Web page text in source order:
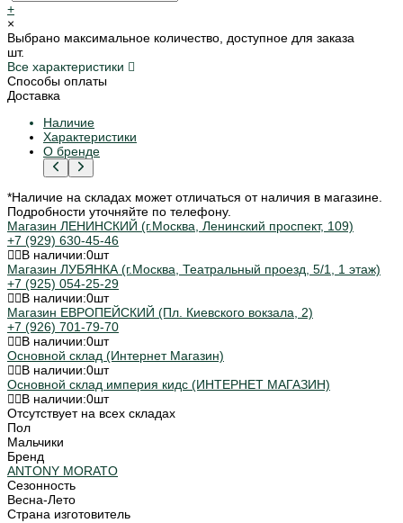
+
×
Выбрано максимальное количество, доступное для заказа
шт.
Все характеристики
Способы оплаты
Доставка
Наличие
Характеристики
О бренде
*Наличие на складах может отличаться от наличия в магазине.
Подробности уточняйте по телефону.
Магазин ЛЕНИНСКИЙ (г.Москва, Ленинский проспект, 109)
+7 (929) 630-45-46
В наличии:0шт
Магазин ЛУБЯНКА (г.Москва, Театральный проезд, 5/1, 1 этаж)
+7 (925) 054-25-29
В наличии:0шт
Магазин ЕВРОПЕЙСКИЙ (Пл. Киевского вокзала, 2)
+7 (926) 701-79-70
В наличии:0шт
Основной склад (Интернет Магазин)
В наличии:0шт
Основной склад империя кидс (ИНТЕРНЕТ МАГАЗИН)
В наличии:0шт
Отсутствует на всех складах
Пол
Мальчики
Бренд
ANTONY MORATO
Сезонность
Весна-Лето
Страна изготовитель